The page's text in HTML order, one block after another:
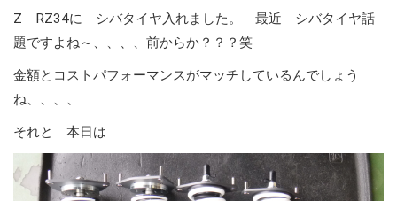
Z RZ34に シバタイヤ入れました。 最近 シバタイヤ話
題ですよね～、、、、前からか？？？笑
金額とコストパフォーマンスがマッチしているんでしょう
ね、、、、
それと 本日は